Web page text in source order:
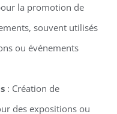
la promotion de
souvent utilisés
ou événements
: Création de
des expositions ou